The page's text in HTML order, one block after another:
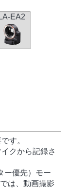
LA-EA2
す。
クから記録さ
ー優先）モー
は、動画撮影